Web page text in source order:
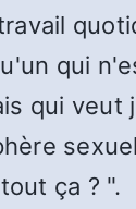
qui
qui veut
ça ? ".